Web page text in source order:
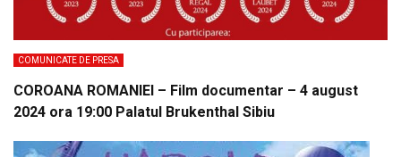
COMUNICATE DE PRESA
COROANA ROMANIEI – Film documentar – 4 august
2024 ora 19:00 Palatul Brukenthal Sibiu